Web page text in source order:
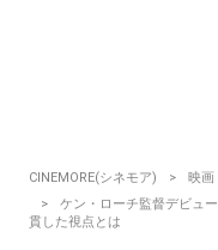
CINEMORE(シネモア) 映画
ケン・ローチ監督デビュ
貫した視点とは